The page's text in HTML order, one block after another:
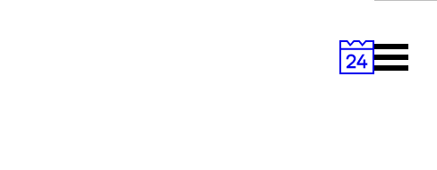
Primary
Menu